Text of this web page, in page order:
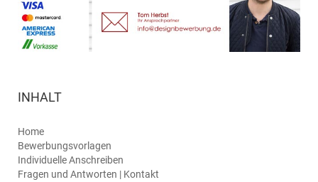
INHALT
Home
Bewerbungsvorlagen
Individuelle Anschreiben
Fragen und Antworten | Kontakt